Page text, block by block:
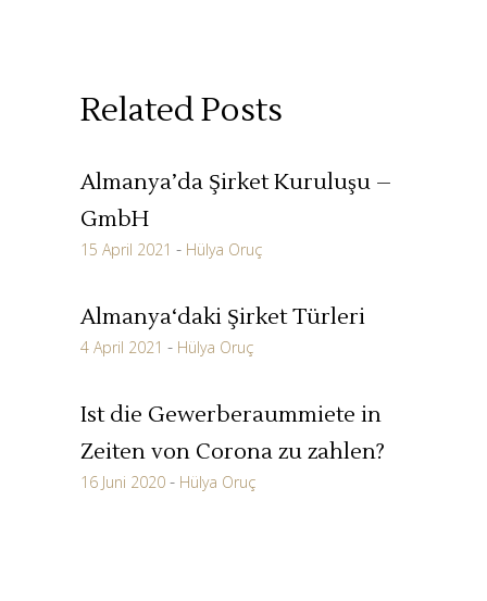
Related Posts
Almanya’da Şirket Kuruluşu –
GmbH
15 April 2021 Hülya Oruç
Almanya‘daki Şirket Türleri
4 April 2021 Hülya Oruç
Ist die Gewerberaummiete in
Zeiten von Corona zu zahlen?
16 Juni 2020 Hülya Oruç